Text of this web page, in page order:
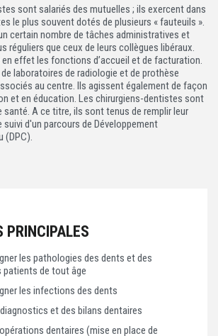
Métiers
sont salariés des mutuelles ; ils exercent dans
le plus souvent dotés de plusieurs « fauteuils ».
certain nombre de tâches administratives et
réguliers que ceux de leurs collègues libéraux.
effet les fonctions d’accueil et de facturation.
laboratoires de radiologie et de prothèse
au centre. Ils agissent également de façon
et en éducation. Les chirurgiens-dentistes sont
A ce titre, ils sont tenus de remplir leur
d'un parcours de Développement
(DPC).
les pathologies des dents et des
patients de tout âge
les infections des dents
et des bilans dentaires
dentaires (mise en place de